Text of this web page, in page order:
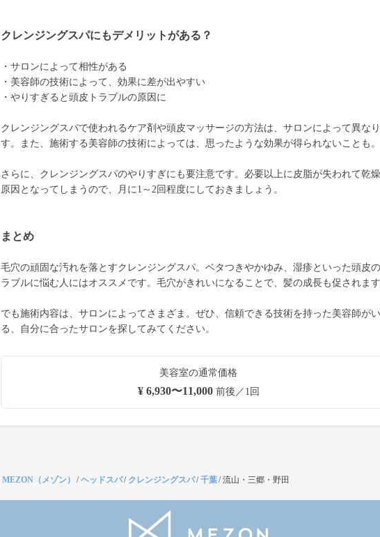
クレンジングスパにもデメリットがある？
・サロンによって相性がある
・美容師の技術によって、効果に差が出やすい
・やりすぎると頭皮トラブルの原因に
クレンジングスパで使われるケア剤や頭皮マッサージの方法は、サロンによって異な
す。また、施術する美容師の技術によっては、思ったような効果が得られないことも。
さらに、クレンジングスパのやりすぎにも要注意です。必要以上に皮脂が失われて乾
原因となってしまうので、月に1～2回程度にしておきましょう。
まとめ
毛穴の頑固な汚れを落とすクレンジングスパ。ベタつきやかゆみ、湿疹といった頭皮
ラブルに悩む人にはオススメです。毛穴がきれいになることで、髪の成長も促されます
でも施術内容は、サロンによってさまざま。ぜひ、信頼できる技術を持った美容師がい
る、自分に合ったサロンを探してみてください。
美容室の通常価格
¥ 6,930〜11,000前後／1回
MEZON（メゾン） /ヘッドスパ/ クレンジングスパ/千葉/流山・三郷・野田